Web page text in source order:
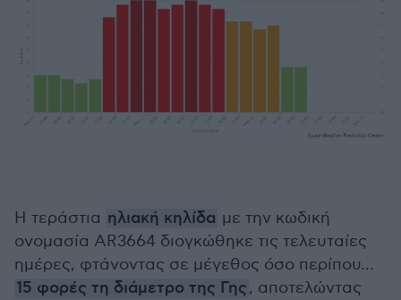
Η τεράστια ηλιακή κηλίδα με την κωδική
ονομασία AR3664 διογκώθηκε τις τελευταίες
ημέρες, φτάνοντας σε μέγεθος όσο περίπου…
15 φορές τη διάμετρο της Γης, αποτελώντας